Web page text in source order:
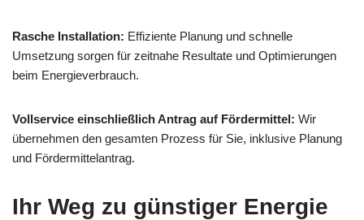
Rasche Installation: Effiziente Planung und schnelle
Umsetzung sorgen für zeitnahe Resultate und Optimierungen
beim Energieverbrauch.
Vollservice einschließlich Antrag auf Fördermittel: Wir
übernehmen den gesamten Prozess für Sie, inklusive Planung
und Fördermittelantrag.
Ihr Weg zu günstiger Energie